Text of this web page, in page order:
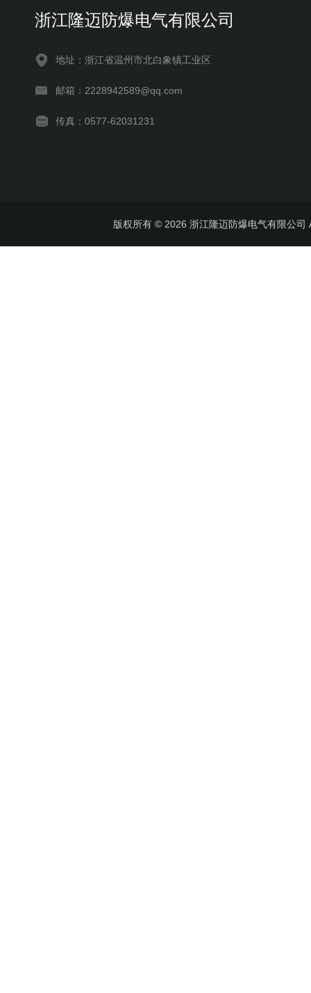
浙江隆迈防爆电气有限公司
地址：浙江省温州市北白象镇工业区
邮箱：2228942589@qq.com
传真：0577-62031231
版权所有 © 2026 浙江隆迈防爆电气有限